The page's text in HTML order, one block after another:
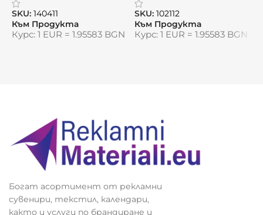
SKU: 140411
Към Продукта
Курс: 1 EUR = 1.95583 BGN
SKU: 102112
Към Продукта
Курс: 1 EUR = 1.95583 BGN
Богат асортимент от рекламни
сувенири, текстил, календари,
както и услуги по брандиране и